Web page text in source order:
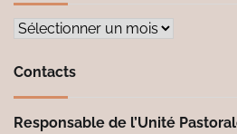
Archives
Contacts
Responsable de l’Unité